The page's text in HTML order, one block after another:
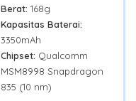
Berat: 168g
Kapasitas Baterai:
3350mAh
Chipset: Qualcomm
MSM8998 Snapdragon
835 (10 nm)